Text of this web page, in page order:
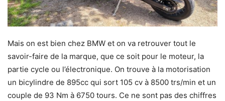
Mais on est bien chez BMW et on va retrouver tout le
savoir-faire de la marque, que ce soit pour le moteur, la
partie cycle ou l’électronique. On trouve à la motorisation
un bicylindre de 895cc qui sort 105 cv à 8500 trs/min et un
couple de 93 Nm à 6750 tours. Ce ne sont pas des chiffres